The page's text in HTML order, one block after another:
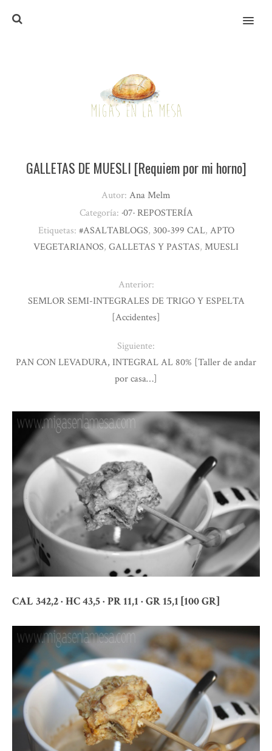
MENU
CAL 342,2 · HC 43,5 · PR 11,1 · GR 15,1 [100 GR]
GALLETAS DE MUESLI [Requiem por mi horno]
Autor: Ana Melm
Categoría: ·07· REPOSTERÍA
Etiquetas: #ASALTABLOGS, 300-399 CAL, APTO
VEGETARIANOS, GALLETAS Y PASTAS, MUESLI
Anterior:
SEMLOR SEMI-INTEGRALES DE TRIGO Y ESPELTA
[Accidentes]
Siguiente:
PAN CON LEVADURA, INTEGRAL AL 80% [Taller de andar
por casa…]